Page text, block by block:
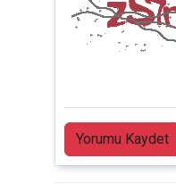
Yorumu Kaydet